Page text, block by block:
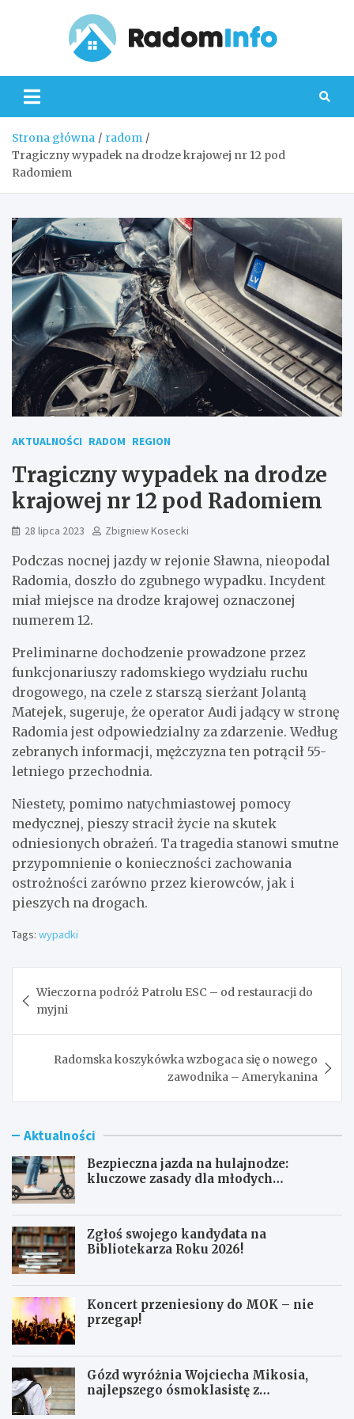
Strona główna
radom
Tragiczny wypadek na drodze krajowej nr 12 pod
Radomiem
AKTUALNOŚCI RADOM REGION
Tragiczny wypadek na drodze
krajowej nr 12 pod Radomiem
28 lipca 2023 Zbigniew Kosecki
Podczas nocnej jazdy w rejonie Sławna, nieopodal
Radomia, doszło do zgubnego wypadku. Incydent
miał miejsce na drodze krajowej oznaczonej
numerem 12.
Preliminarne dochodzenie prowadzone przez
funkcjonariuszy radomskiego wydziału ruchu
drogowego, na czele z starszą sierżant Jolantą
Matejek, sugeruje, że operator Audi jadący w stronę
Radomia jest odpowiedzialny za zdarzenie. Według
zebranych informacji, mężczyzna ten potrącił 55-
letniego przechodnia.
Niestety, pomimo natychmiastowej pomocy
medycznej, pieszy stracił życie na skutek
odniesionych obrażeń. Ta tragedia stanowi smutne
przypomnienie o konieczności zachowania
ostrożności zarówno przez kierowców, jak i
pieszych na drogach.
Tags: wypadki
wpisu
Wieczorna podróż Patrolu ESC – od restauracji do
myjni
Radomska koszykówka wzbogaca się o nowego
zawodnika – Amerykanina
Aktualności
Bezpieczna jazda na hulajnodze:
kluczowe zasady dla młodych
Zgłoś swojego kandydata na
Bibliotekarza Roku 2026!
Koncert przeniesiony do MOK – nie
przegap!
Gózd wyróżnia Wojciecha Mikosia,
najlepszego ósmoklasistę z
B
Z